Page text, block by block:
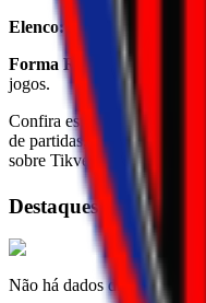
Elenco:23 jogadores.
Forma Recente:4 vitórias,
jogos.
Confira estatísticas
de partidas, transferências,
sobre Tikves na 1. MFL 26/
Destaques
Não há dados disponíveis